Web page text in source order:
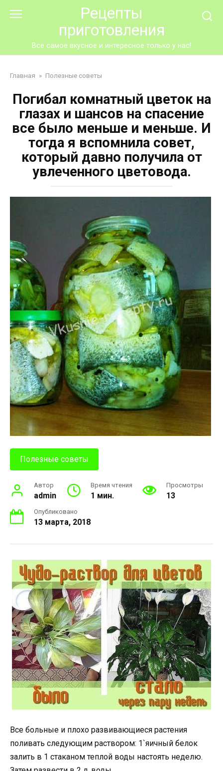
Рецепты
приготовления
Все самое вкусное и интересное только у нас!
Главная » Полезные советы
Погибал комнатный цветок на
глазах и шансов на спасение
все было меньше и меньше. И
тогда я вспомнила совет,
который давно получила от
увлеченного цветовода.
Полезные советы
Автор
admin
Время чтения
1 мин.
Просмотры
13
Опубликовано
13 марта, 2018
Все больные и плохо развивающиеся растения
поливать следующим раствором: 1`яичный белок
залить в 1 стаканом теплой воды настоять неделю.